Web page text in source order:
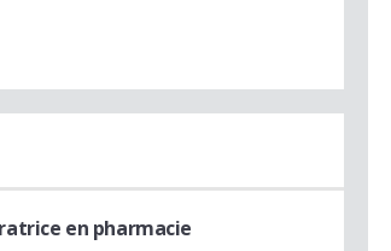
en pharmacie